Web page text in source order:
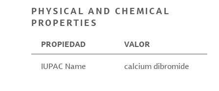
PHYSICAL AND CHEMICAL
PROPERTIES
PROPIEDAD VALOR
IUPAC Name calcium dibromide